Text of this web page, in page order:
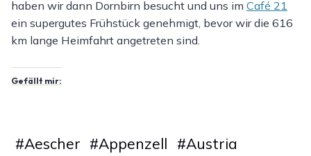
haben wir dann Dornbirn besucht und uns imCafé 21
ein supergutes Frühstück genehmigt, bevor wir die 616
km lange Heimfahrt angetreten sind.
Gefällt mir:
#Aescher #Appenzell #Austria